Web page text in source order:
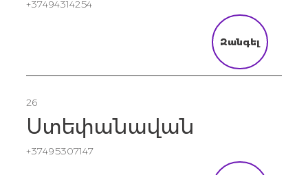
+37494314254
Զանգել
26
Ստեփանավան
+37495307147